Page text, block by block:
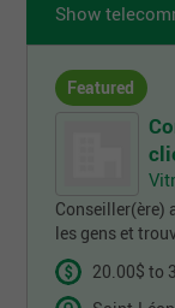
Show
Featured
Conseiller(ère)
les gens et
20.00$ to